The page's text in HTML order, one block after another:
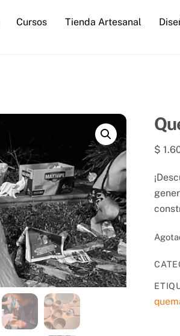
Cursos Tienda Artesanal
$